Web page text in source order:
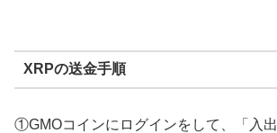
XRPの送金手順
①GMOコインにログインをして、「入